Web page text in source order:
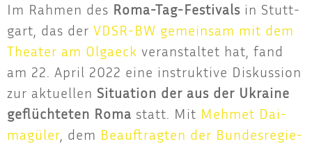
Im Rah­men des Roma-Tag-Fes­ti­vals in Stutt­
gart, das der VDSR-BW gemein­sam mit dem
Thea­ter am Olgaeck ver­an­stal­tet hat, fand
am 22. April 2022 eine instruk­ti­ve Dis­kus­si­on
zur aktu­el­len Situa­ti­on der aus der Ukrai­ne
geflüch­te­ten Roma statt. Mit Meh­met Dai­
ma­gü­ler , dem Beauf­trag­ten der Bun­des­re­gie­